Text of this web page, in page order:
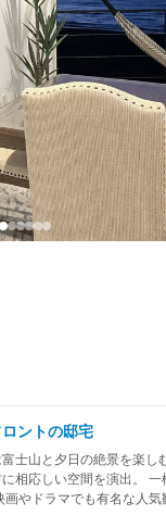
ントの邸宅
士山と夕日の絶景を楽し
相応しい空間を演出。
やドラマでも有名な人気